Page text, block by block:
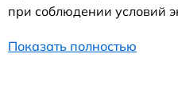
при соблюдении условий
Показать полностью